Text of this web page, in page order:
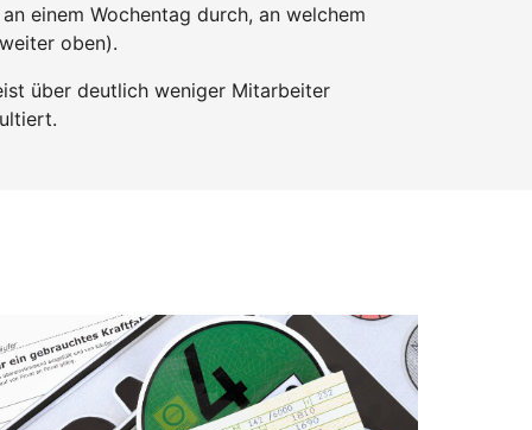
einem Wochentag durch, an welchem
oben).
über deutlich weniger Mitarbeiter